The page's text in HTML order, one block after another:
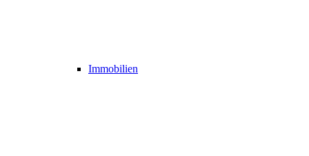
Immobilien